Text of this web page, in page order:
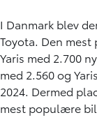
I Danmark blev
Toyota. Den
Yaris med 2.700
med 2.560 og
2024. Dermed
mest populære